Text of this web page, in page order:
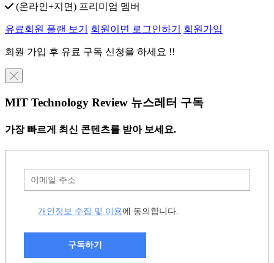
(온라인+지면) 프리미엄 멤버
유료회원 플랜 보기 회원이면 로그인하기 회원가입
회원 가입 후 유료 구독 신청을 하세요 !!
╳
MIT Technology Review 뉴스레터 구독
가장 빠르게 최신 콘텐츠를 받아 보세요.
개인정보 수집 및 이용에 동의합니다.
구독하기